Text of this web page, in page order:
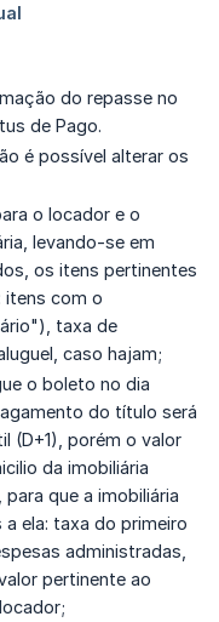
do repasse no
de Pago.
é possível alterar os
o locador e o
levando-se em
os itens pertinentes
itens com o
taxa de
caso hajam;
o boleto no dia
do título será
(D+1), porém o valor
da imobiliária
que a imobiliária
ela: taxa do primeiro
administradas,
pertinente ao